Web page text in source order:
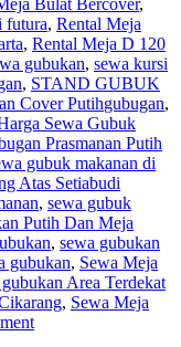
Bulat Bercover,
futura, Rental Meja
, Rental Meja D 120
gubukan, sewa kursi
, STAND GUBUK
Cover Putihgubugan,
Sewa Gubuk
Prasmanan Putih
gubuk makanan di
Atas Setiabudi
, sewa gubuk
Putih Dan Meja
, sewa gubukan
gubukan, Sewa Meja
Area Terdekat
, Sewa Meja